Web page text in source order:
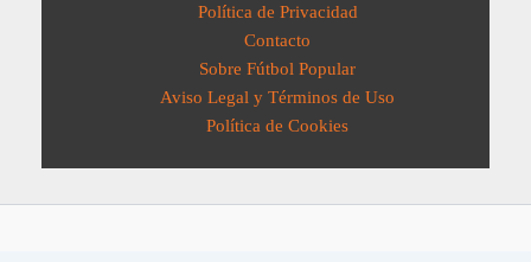
Política de Privacidad
Contacto
Sobre Fútbol Popular
Aviso Legal y Términos de Uso
Política de Cookies